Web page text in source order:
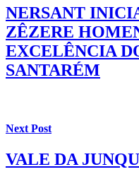
NERSANT
ZÊZERE
EXCELÊNCIA
SANTARÉM
Next Post
VALE DA